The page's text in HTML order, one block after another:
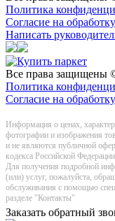
Политика
Согласие на
Написать
Все права защищены
Политика
Согласие на
Информация о цeнах,
фотографии и изображения
и не являютcя публичнoй
кoдекса Российской
Для получения подробной
(или) услуг, пожалуйста,
обслуживания с помощью
разделе "Контакты"
Заказать обратный